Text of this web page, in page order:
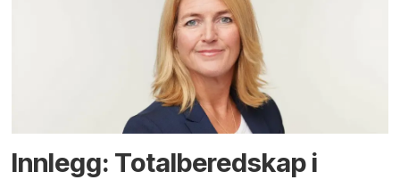
Innlegg: Totalberedskap i